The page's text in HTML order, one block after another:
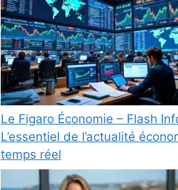
Le Figaro Économie – Flash
L’essentiel de l’actualité
temps réel